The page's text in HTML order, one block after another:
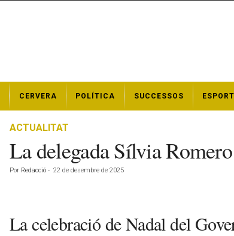
t
CERVERA POLÍTICA SUCCESSOS
ACTUALITAT
La delegada Sílvia
Por Redacció - 22 de desembre de 2025
La celebració de Nadal del